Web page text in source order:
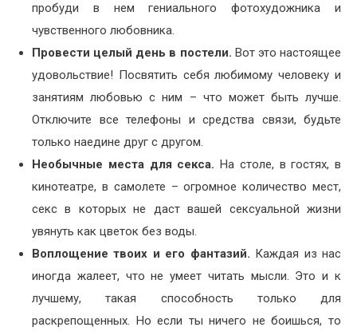
пробуди в нем гениального фотохудожника и
чувственного любовника.
Провести целый день в постели. Вот это настоящее
удовольствие! Посвятить себя любимому человеку и
занятиям любовью с ним – что может быть лучше.
Отключите все телефоны и средства связи, будьте
только наедине друг с другом.
Необычные места для секса. На столе, в гостях, в
кинотеатре, в самолете – огромное количество мест,
секс в которых не даст вашей сексуальной жизни
увянуть как цветок без воды.
Воплощение твоих и его фантазий. Каждая из нас
иногда жалеет, что не умеет читать мысли. Это и к
лучшему, такая способность только для
раскрепощенных. Но если ты ничего не боишься, то